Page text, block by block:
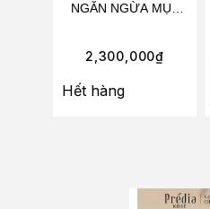
NGĂN NGỪA MỤN
SPA ET MER BLANC
CONFORT SET
(LOTION 360ML +
2,300,000₫
Hết hàng